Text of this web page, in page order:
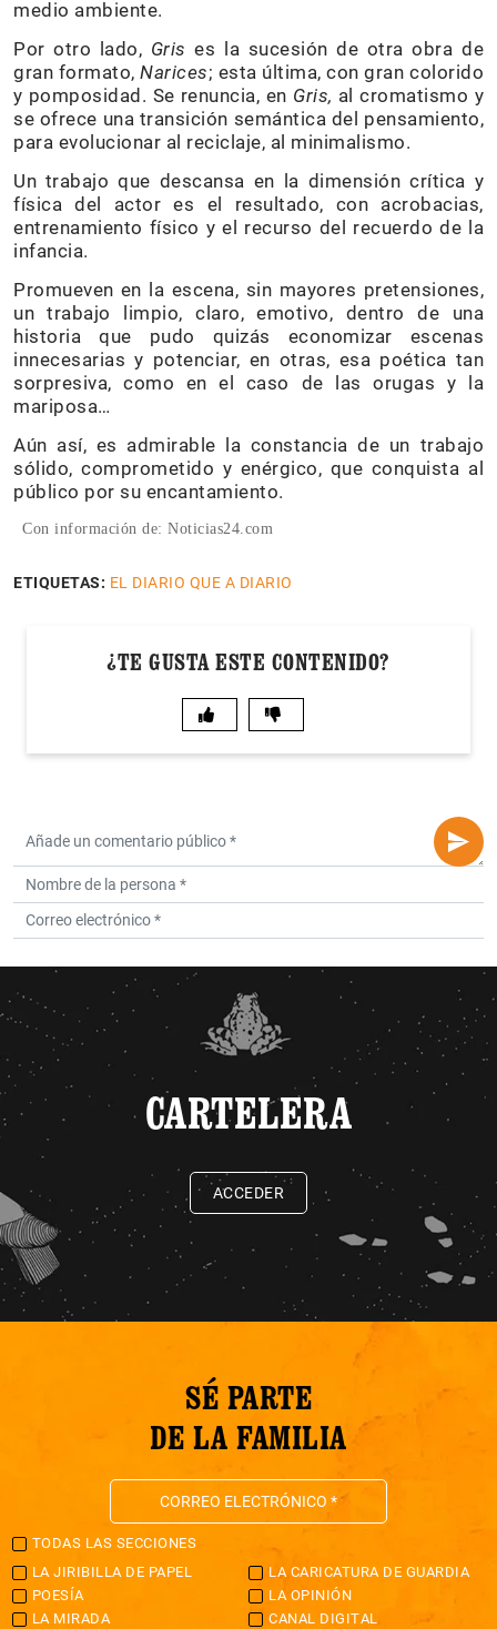
medio ambiente.
Por otro lado, Gris es la sucesión de otra obra de
gran formato,Narices; esta última, con gran colorido
y pomposidad. Se renuncia, en Gris, al cromatismo y
se ofrece una transición semántica del pensamiento,
para evolucionar al reciclaje, al minimalismo.
Un trabajo que descansa en la dimensión crítica y
física del actor es el resultado, con acrobacias,
entrenamiento físico y el recurso del recuerdo de la
infancia.
Promueven en la escena, sin mayores pretensiones,
un trabajo limpio, claro, emotivo, dentro de una
historia que pudo quizás economizar escenas
innecesarias y potenciar, en otras, esa poética tan
sorpresiva, como en el caso de las orugas y la
mariposa…
Aún así, es admirable la constancia de un trabajo
sólido, comprometido y enérgico, que conquista al
público por su encantamiento.
Con información de: Noticias24.com
ETIQUETAS: EL DIARIO QUE A DIARIO
¿TE GUSTA ESTE CONTENIDO?
CARTELERA
ACCEDER
SÉ PARTE
DE LA FAMILIA
TODAS LAS SECCIONES
LA JIRIBILLA DE PAPEL
LA CARICATURA DE GUARDIA
POESÍA
LA OPINIÓN
LA MIRADA
CANAL DIGITAL